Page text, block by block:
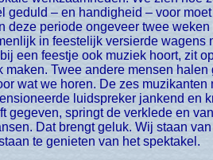
geduld – en handigheid – voor
deze periode ongeveer twee
in feestelijk versierde wagens
een feestje ook muziek hoort, zit
Twee andere mensen
wat we horen. De zes
luidspreker jankend en
gegeven, springt de verklede en
Dat brengt geluk. Wij staan
te genieten van het spektakel.